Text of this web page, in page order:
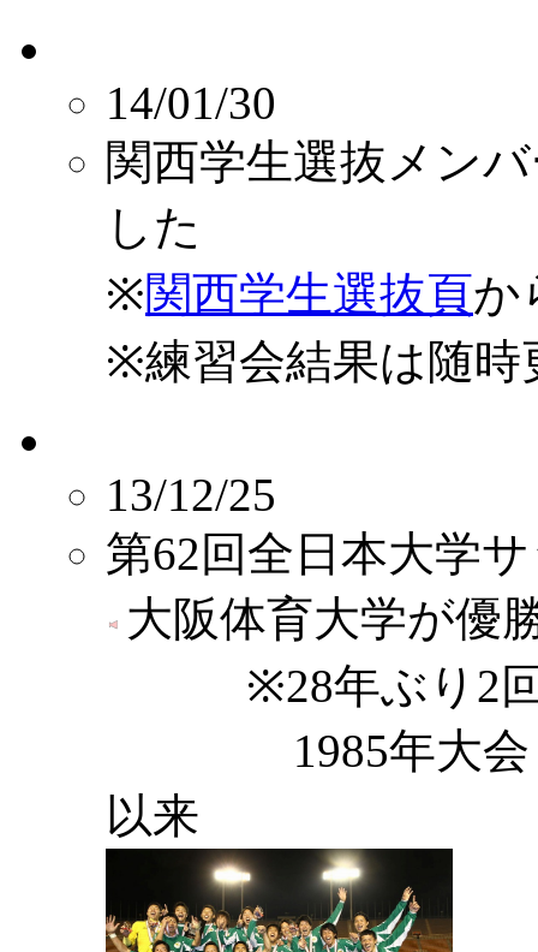
14/01/30
関西学生選抜メン
した
※関西学生選抜頁か
※練習会結果は随時
13/12/25
第62回全日本大学
大阪体育大学が
※28年ぶり2回
1985年大会・
以来